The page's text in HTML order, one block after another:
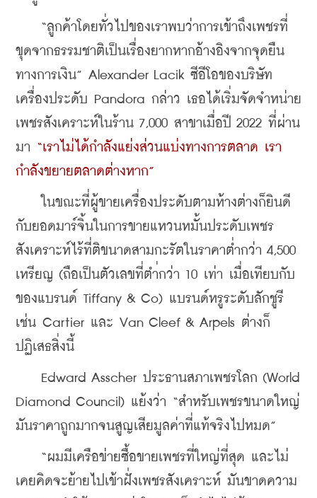
“ลูกค้าโดยทั่วไปของเราพบว่าการเข้าถึงเพชรที่
ขุดจากธรรมชาติเป็นเรื่องยากหากอ้างอิงจากจุดยืน
ทางการเงิน” Alexander Lacik ซีอีโอของบริษัท
เครื่องประดับ Pandora กล่าว เธอได้เริ่มจัดจำหน่าย
เพชรสังเคราะห์ในร้าน 7,000 สาขาเมื่อปี 2022 ที่ผ่าน
มา “เราไม่ได้กำลังแย่งส่วนแบ่งทางการตลาด เรา
กำลังขยายตลาดต่างหาก”
ในขณะที่ผู้ขายเครื่องประดับตามห้างต่างก็ยินดี
กับยอดมาร์จิ้นในการขายแหวนหมั้นประดับเพชร
สังเคราะห์ไร้ที่ติขนาดสามกะรัตในราคาต่ำกว่า 4,500
เหรียญ (ถือเป็นตัวเลขที่ตำ่กว่า 10 เท่า เมื่อเทียบกับ
ของแบรนด์ Tiffany & Co) แบรนด์หรูระดับลักชูรี
เช่น Cartier และ Van Cleef & Arpels ต่างก็
ปฏิเสธสิ่งนี้
Edward Asscher ประธานสภาเพชรโลก (World
Diamond Council) แย้งว่า “สำหรับเพชรขนาดใหญ่
มันราคาถูกมากจนสูญเสียมูลค่าที่แท้จริงไปหมด”
“ผมมีเครือข่ายซื้อขายเพชรที่ใหญ่ที่สุด และไม่
เคยคิดจะย้ายไปเข้าฝั่งเพชรสังเคราะห์ มันขาดความ